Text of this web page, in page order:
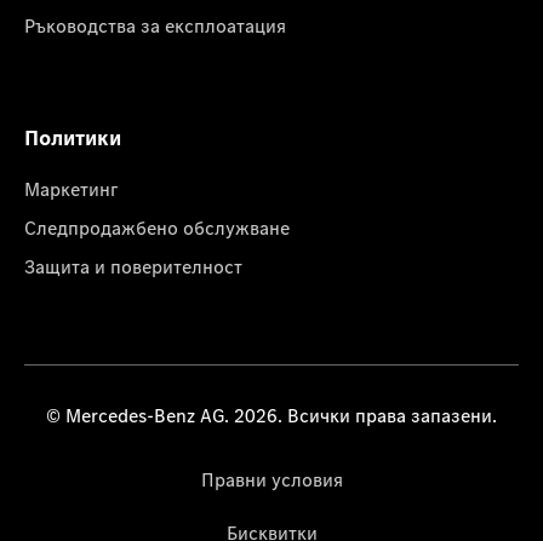
Ръководства за експлоатация
Политики
Маркетинг
Следпродажбено обслужване
Защита и поверителност
© Mercedes-Benz AG. 2026. Всички права запазени.
Правни условия
Бисквитки